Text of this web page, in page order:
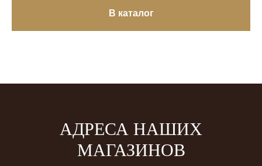
В каталог
АДРЕСА НАШИХ
МАГАЗИНОВ